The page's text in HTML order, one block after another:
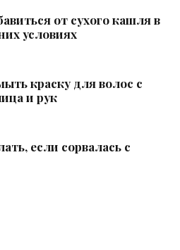
от сухого кашля в
условиях
краску для волос с
и рук
если сорвалась с